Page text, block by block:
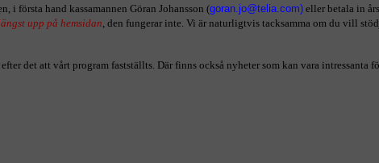
i första hand kassamannen Göran Johansson ( ) eller betala in
upp på hemsidan, den fungerar inte. Vi är naturligtvis tacksamma om du vill
det att vårt program fastställts. Där finns också nyheter som kan vara intressanta